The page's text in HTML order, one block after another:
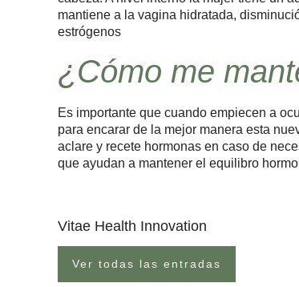
mantiene a la vagina hidratada,
estrógenos
¿Cómo me
Es importante que cuando empiecen a
para encarar de la mejor manera esta
aclare y recete hormonas en caso de
que ayudan a mantener el equilibro
Vitae Health Innovation
Ver todas las entradas